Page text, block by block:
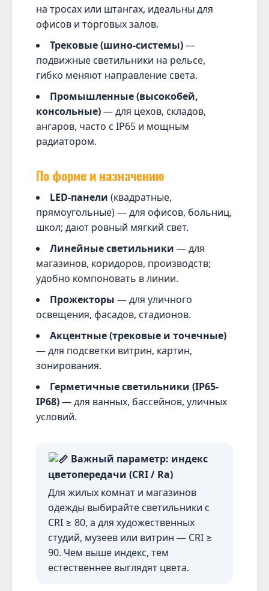
на тросах или штангах, идеальны для
офисов и торговых залов.
Трековые (шино-системы)—
подвижные светильники на рельсе,
гибко меняют направление света.
Промышленные (высокобей,
консольные)— для цехов, складов,
ангаров, часто с IP65 и мощным
радиатором.
По форме и назначению
LED-панели (квадратные,
прямоугольные) — для офисов, больниц,
школ; дают ровный мягкий свет.
Линейные светильники — для
магазинов, коридоров, производств;
удобно компоновать в линии.
Прожекторы — для уличного
освещения, фасадов, стадионов.
Акцентные (трековые и точечные)
— для подсветки витрин, картин,
зонирования.
Герметичные светильники (IP65-
IP68)— для ванных, бассейнов, уличных
условий.
Важный параметр: индекс
цветопередачи (CRI / Ra)
Для жилых комнат и магазинов
одежды выбирайте светильники с
CRI ≥ 80, а для художественных
студий, музеев или витрин — CRI ≥
90. Чем выше индекс, тем
естественнее выглядят цвета.